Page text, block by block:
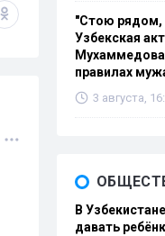
"Стою рядом,
Узбекская
Мухаммедова
правилах
3 августа,
В
давать